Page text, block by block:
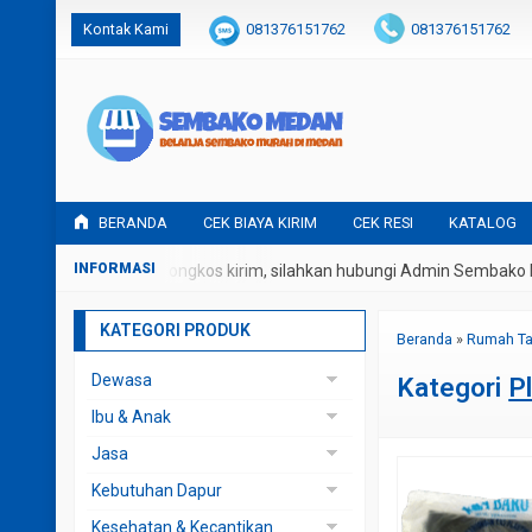
Kontak Kami 081376151762 081376151762
BERANDA CEK BIAYA KIRIM CEK RESI KATALOG
harga dan ongkos kirim, silahkan hubungi Admin Sembako
Beranda »Rumah
Kategori
KATEGORI PRODUK
Dewasa
Rokok
Ibu & Anak
Botol Susu
Cotton Buds
Popok & Diaper
Jasa
Instagram
Sewa Kotak Hantaran
Kebutuhan Dapur
Beras
Kesehatan & Kecantikan